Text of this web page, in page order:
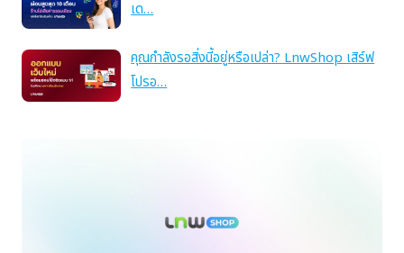
เด…
คุณกำลังรอสิ่งนี้อยู่หรือเปล่า? LnwShop เสิร์ฟ
โปรอ…